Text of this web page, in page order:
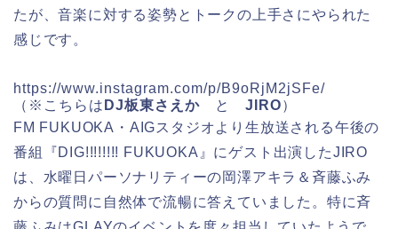
たが、音楽に対する姿勢とトークの上手さにやられた
感じです。
https://www.instagram.com/p/B9oRjM2jSFe/
（※こちらは DJ板東さえか と JIRO）
FM FUKUOKA・AIGスタジオより生放送される午後の
番組『DIG!!!!!!!! FUKUOKA』にゲスト出演したJIRO
は、水曜日パーソナリティーの岡澤アキラ＆斉藤ふみ
からの質問に自然体で流暢に答えていました。特に斉